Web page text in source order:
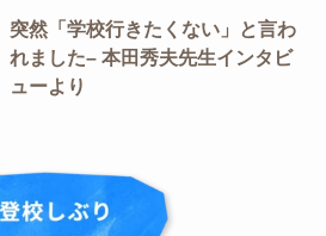
突然「学校行きたくない」と言わ
れました– 本田秀夫先生インタビ
ューより